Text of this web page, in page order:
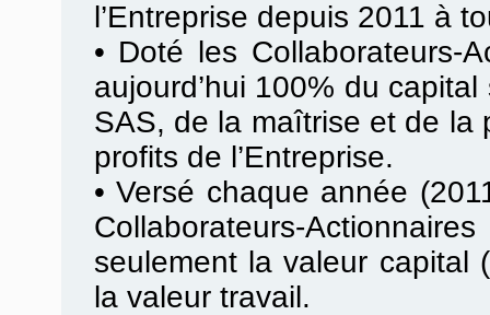
l’Entreprise depuis 2011 à
• Doté les Collaborateurs-
aujourd’hui 100% du
SAS, de la maîtrise et de la
profits de l’Entreprise.
• Versé chaque année
Collaborateurs-
seulement la valeur capital
la valeur travail.